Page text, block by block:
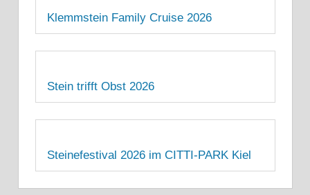
Klemmstein Family Cruise 2026
Stein trifft Obst 2026
Steinefestival 2026 im CITTI-PARK Kiel